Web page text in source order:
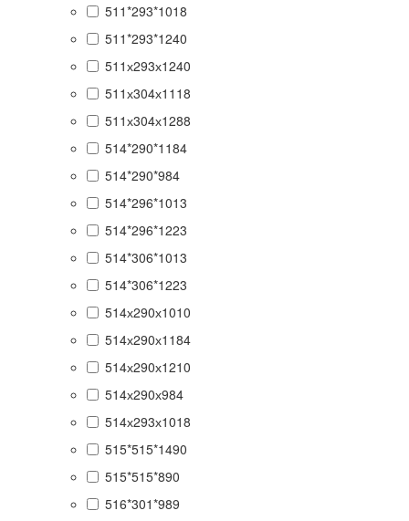
511*293*1018
511*293*1240
511х293х1240
511х304х1118
511х304х1288
514*290*1184
514*290*984
514*296*1013
514*296*1223
514*306*1013
514*306*1223
514х290х1010
514х290х1184
514х290х1210
514х290х984
514х293х1018
515*515*1490
515*515*890
516*301*989